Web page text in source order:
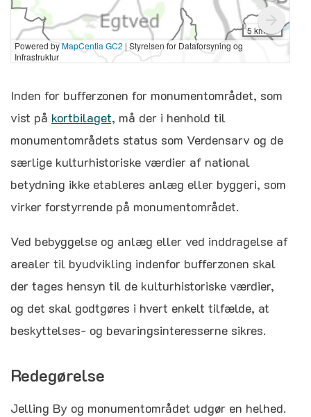
Inden for bufferzonen for monumentområdet, som
vist på kortbilaget, må der i henhold til
monumentområdets status som Verdensarv og de
særlige kulturhistoriske værdier af national
betydning ikke etableres anlæg eller byggeri, som
virker forstyrrende på monumentområdet.
Ved bebyggelse og anlæg eller ved inddragelse af
arealer til byudvikling indenfor bufferzonen skal
der tages hensyn til de kulturhistoriske værdier,
og det skal godtgøres i hvert enkelt tilfælde, at
beskyttelses- og bevaringsinteresserne sikres.
Redegørelse
Jelling By og monumentområdet udgør en helhed.